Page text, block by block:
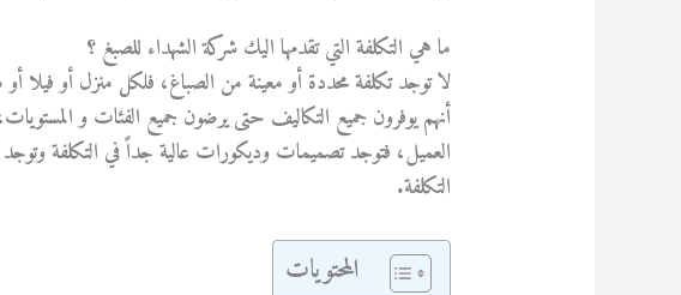
ما هي التكلفة التي تقدمها اليك شركة الشهداء للصبغ ؟
لا توجد تكلفة محددة أو معينة من الصباغ، فلكل منزل أو
أنهم يوفرون جميع التكاليف حتى يرضون جميع الفئات و
العميل، فتوجد تصميمات وديكورات عالية جداً في التكلفة
التكلفة.
المحتويات